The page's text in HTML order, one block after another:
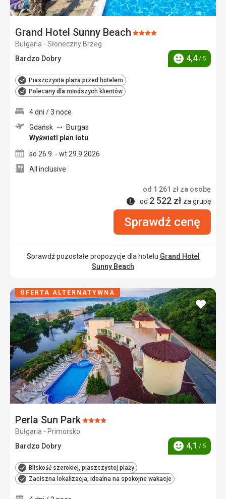
Grand Hotel Sunny Beach Ocena:
Bułgaria - Słoneczny Brzeg
Bardzo Dobry
Ocena
4,4/ 5
Piaszczysta plaża przed hotelem
Polecany dla młodszych klientów
4 dni / 3 noce
Gdańsk
Burgas
Wyświetl plan lotu
so 26.9. - wt 29.9.2026
All inclusive
od 1 261 zł za osobę
Informacje
od 2 522 zł za grupę
Sprawdź cenę
Sprawdź pozostałe propozycje dla hotelu Grand Hotel
Sunny Beach
Perla Sun ParkOcena:
Bułgaria - Primorsko
Bardzo Dobry
Ocena
4,1 / 5
Bliskość szerokiej, piaszczystej plaży
Zaciszna lokalizacja, idealna na spokojne wakacje
dodaj
do
OFERTA ALTERNATYWNA